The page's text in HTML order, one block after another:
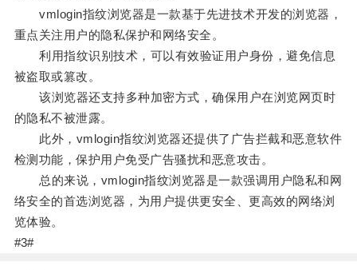
vmlogin指纹浏览器是一款基于先进技术开发的浏览器，
重点关注用户的隐私保护和网络安全。
利用指纹识别技术，可以有效验证用户身份，避免信息
被盗取或篡改。
该浏览器还支持多种加密方式，确保用户在浏览网页时
的隐私不被泄露。
此外，vmlogin指纹浏览器还提供了广告拦截和恶意软件
检测功能，保护用户免受广告骚扰和恶意攻击。
总的来说，vmlogin指纹浏览器是一款强调用户隐私和网
络安全的首选浏览器，为用户提供更安全、更高效的网络浏
览体验。
#3#